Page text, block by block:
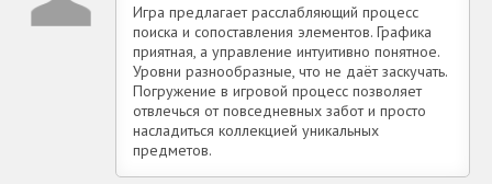
Игра предлагает расслабляющий процесс
поиска и сопоставления элементов. Графика
приятная, а управление интуитивно понятное.
Уровни разнообразные, что не даёт заскучать.
Погружение в игровой процесс позволяет
отвлечься от повседневных забот и просто
насладиться коллекцией уникальных
предметов.